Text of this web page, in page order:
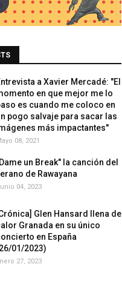
a Xavier Mercadé: "El
en que mejor me lo
es cuando me coloco en
pogo salvaje para sacar las
más impactantes"
08, 2021
un Break" la canción del
de Rawayana
04, 2023
Glen Hansard llena de
Granada en su único
en España
01/2023)
27, 2023